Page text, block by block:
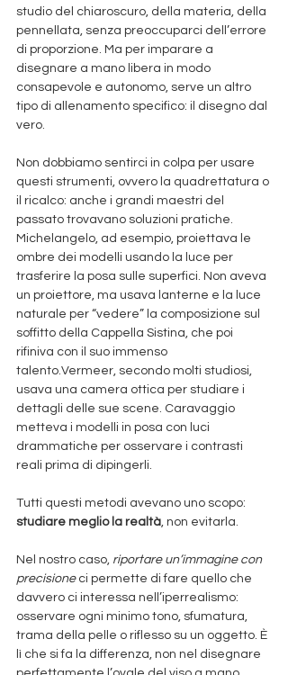
studio del chiaroscuro, della materia, della
pennellata, senza preoccuparci dell’errore
di proporzione. Ma per imparare a
disegnare a mano libera in modo
consapevole e autonomo, serve un altro
tipo di allenamento specifico: il disegno dal
vero.
Non dobbiamo sentirci in colpa per usare
questi strumenti, ovvero la quadrettatura o
il ricalco: anche i grandi maestri del
passato trovavano soluzioni pratiche.
Michelangelo, ad esempio, proiettava le
ombre dei modelli usando la luce per
trasferire la posa sulle superfici. Non aveva
un proiettore, ma usava lanterne e la luce
naturale per “vedere” la composizione sul
soffitto della Cappella Sistina, che poi
rifiniva con il suo immenso
talento.Vermeer, secondo molti studiosi,
usava una camera ottica per studiare i
dettagli delle sue scene. Caravaggio
metteva i modelli in posa con luci
drammatiche per osservare i contrasti
reali prima di dipingerli.
Tutti questi metodi avevano uno scopo:
studiare meglio la realtà , non evitarla.
Nel nostro caso, riportare un’immagine con
precisione ci permette di fare quello che
davvero ci interessa nell’iperrealismo:
osservare ogni minimo tono, sfumatura,
trama della pelle o riflesso su un oggetto. È
lì che si fa la differenza, non nel disegnare